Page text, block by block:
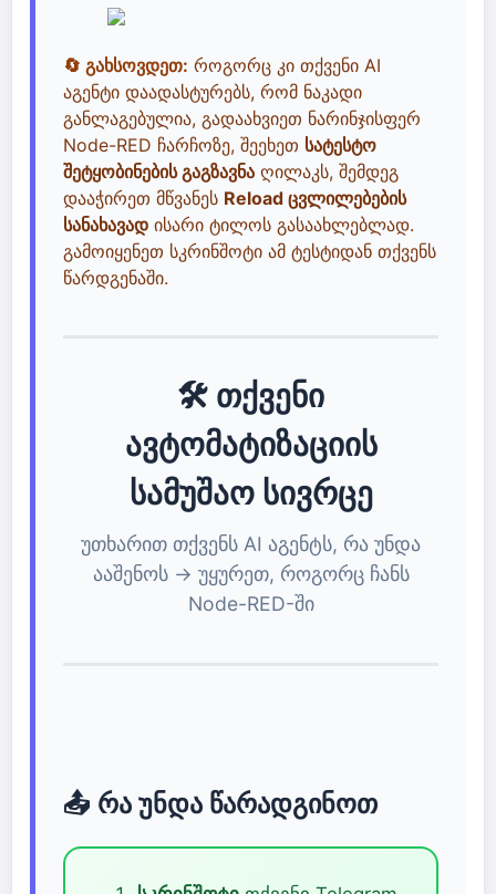
🔄 გახსოვდეთ: როგორც კი თქვენი AI
აგენტი დაადასტურებს, რომ ნაკადი
განლაგებულია, გადაახვიეთ ნარინჯისფერ
Node-RED ჩარჩოზე, შეეხეთ სატესტო
შეტყობინების გაგზავნა ღილაკს, შემდეგ
დააჭირეთ მწვანეს Reload ცვლილებების
სანახავად ისარი ტილოს გასაახლებლად.
გამოიყენეთ სკრინშოტი ამ ტესტიდან თქვენს
წარდგენაში.
🛠️ თქვენი
ავტომატიზაციის
სამუშაო სივრცე
უთხარით თქვენს AI აგენტს, რა უნდა
ააშენოს → უყურეთ, როგორც ჩანს
Node-RED-ში
📤 რა უნდა წარადგინოთ